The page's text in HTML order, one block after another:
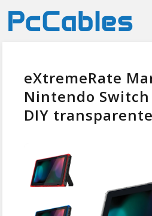
eXtremeRate
Nintendo Switch
DIY transparente